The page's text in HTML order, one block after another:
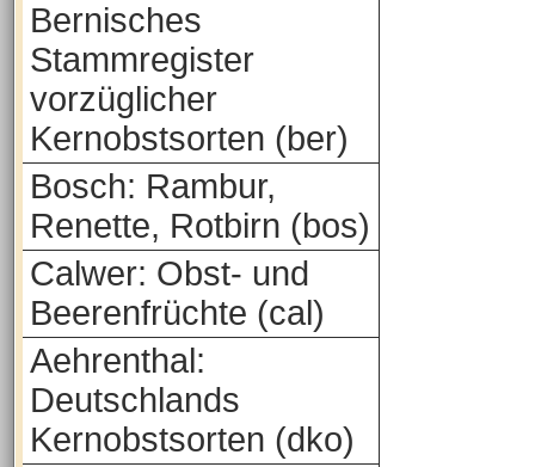
Bernisches
Stammregister
vorzüglicher
Kernobstsorten (ber)
Bosch: Rambur,
Renette, Rotbirn (bos)
Calwer: Obst- und
Beerenfrüchte (cal)
Aehrenthal:
Deutschlands
Kernobstsorten (dko)